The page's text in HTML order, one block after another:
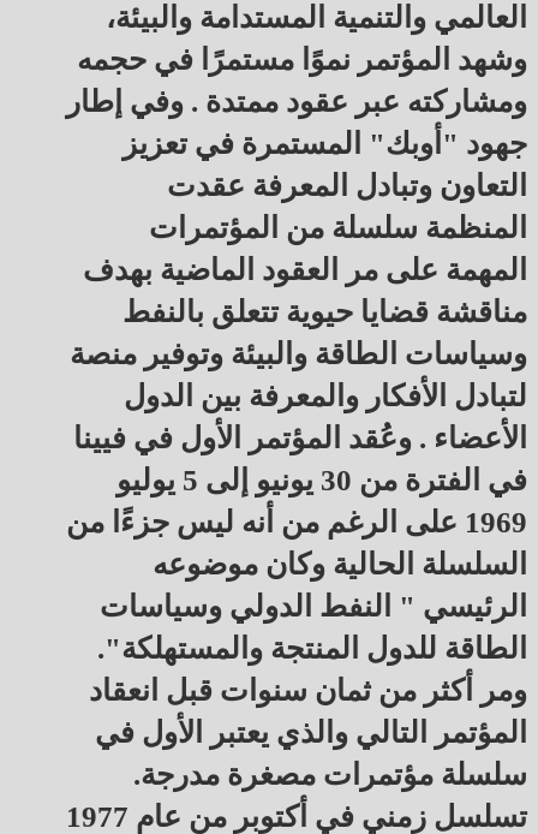
العالمي والتنمية المستدامة والبيئة،
وشهد المؤتمر نموًا مستمرًا في حجمه
ومشاركته عبر عقود ممتدة . وفي إطار
جهود "أوبك" المستمرة في تعزيز
التعاون وتبادل المعرفة عقدت
المنظمة سلسلة من المؤتمرات
المهمة على مر العقود الماضية بهدف
مناقشة قضايا حيوية تتعلق بالنفط
وسياسات الطاقة والبيئة وتوفير منصة
لتبادل الأفكار والمعرفة بين الدول
الأعضاء . وعُقد المؤتمر الأول في فيينا
في الفترة من 30 يونيو إلى 5 يوليو
1969 على الرغم من أنه ليس جزءًا من
السلسلة الحالية وكان موضوعه
الرئيسي " النفط الدولي وسياسات
الطاقة للدول المنتجة والمستهلكة".
ومر أكثر من ثمان سنوات قبل انعقاد
المؤتمر التالي والذي يعتبر الأول في
سلسلة مؤتمرات مصغرة مدرجة.
تسلسل زمني في أكتوبر من عام 1977